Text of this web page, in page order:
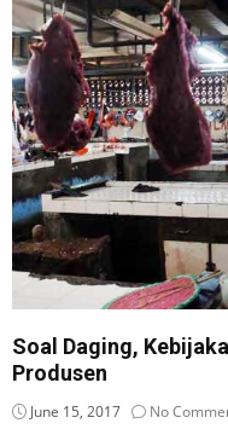
Soal Daging,
Produsen
June 15, 2017 No